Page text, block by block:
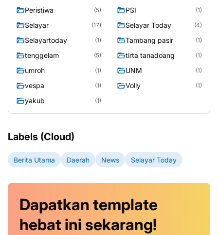
Peristiwa (5) PSI (1)
Selayar (17) Selayar Today (4)
Selayartoday (1) Tambang pasir (1)
tenggelam (5) tirta tanadoang (1)
umroh (1) UNM (1)
vespa (1) Volly (1)
yakub (1)
Labels (Cloud)
Berita Utama Daerah News Selayar Today
Dapatkan template
hebat ini sekarang!